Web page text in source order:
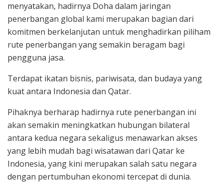
menyatakan, hadirnya Doha dalam jaringan
penerbangan global kami merupakan bagian dari
komitmen berkelanjutan untuk menghadirkan piliham
rute penerbangan yang semakin beragam bagi
pengguna jasa.
Terdapat ikatan bisnis, pariwisata, dan budaya yang
kuat antara Indonesia dan Qatar.
Pihaknya berharap hadirnya rute penerbangan ini
akan semakin meningkatkan hubungan bilateral
antara kedua negara sekaligus menawarkan akses
yang lebih mudah bagi wisatawan dari Qatar ke
Indonesia, yang kini merupakan salah satu negara
dengan pertumbuhan ekonomi tercepat di dunia.